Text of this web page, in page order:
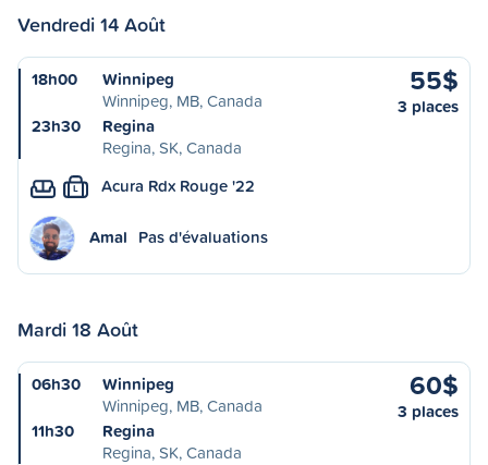
Vendredi 14 Août
18h00
Winnipeg
Winnipeg, MB, Canada
23h30
Regina
Regina, SK, Canada
55$
3 places
L Acura Rdx Rouge '22
Amal Pas d'évaluations
Mardi 18 Août
06h30
Winnipeg
Winnipeg, MB, Canada
11h30
Regina
Regina, SK, Canada
60$
3 places